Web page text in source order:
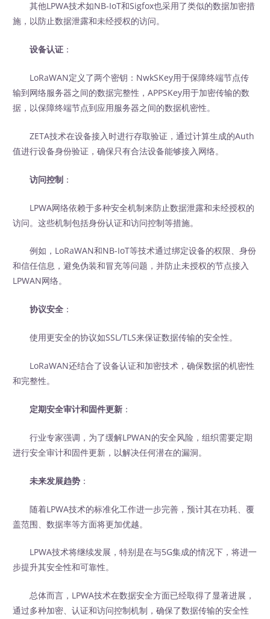
其他LPWA技术如NB-IoT和Sigfox也采用了类似的数据加密措
施，以防止数据泄露和未经授权的访问。
设备认证 ：
LoRaWAN定义了两个密钥：NwkSKey用于保障终端节点传
输到网络服务器之间的数据完整性，APPSKey用于加密传输的数
据，以保障终端节点到应用服务器之间的数据机密性。
ZETA技术在设备接入时进行存取验证，通过计算生成的Auth
值进行设备身份验证，确保只有合法设备能够接入网络。
访问控制 ：
LPWA网络依赖于多种安全机制来防止数据泄露和未经授权的
访问。这些机制包括身份认证和访问控制等措施。
例如，LoRaWAN和NB-IoT等技术通过绑定设备的权限、身份
和信任信息，避免伪装和冒充等问题，并防止未授权的节点接入
LPWAN网络。
协议安全 ：
使用更安全的协议如SSL/TLS来保证数据传输的安全性。
LoRaWAN还结合了设备认证和加密技术，确保数据的机密性
和完整性。
定期安全审计和固件更新 ：
行业专家强调，为了缓解LPWAN的安全风险，组织需要定期
进行安全审计和固件更新，以解决任何潜在的漏洞。
未来发展趋势 ：
随着LPWA技术的标准化工作进一步完善，预计其在功耗、覆
盖范围、数据率等方面将更加优越。
LPWA技术将继续发展，特别是在与5G集成的情况下，将进一
步提升其安全性和可靠性。
总体而言，LPWA技术在数据安全方面已经取得了显著进展，
通过多种加密、认证和访问控制机制，确保了数据传输的安全性